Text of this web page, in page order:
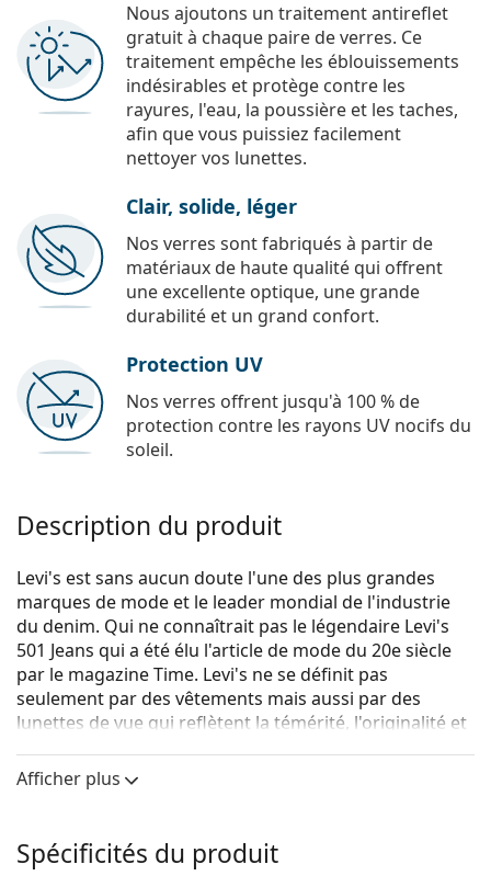
Nous ajoutons un traitement antireflet
gratuit à chaque paire de verres. Ce
traitement empêche les éblouissements
indésirables et protège contre les
rayures, l'eau, la poussière et les taches,
afin que vous puissiez facilement
nettoyer vos lunettes.
Clair, solide, léger
Nos verres sont fabriqués à partir de
matériaux de haute qualité qui offrent
une excellente optique, une grande
durabilité et un grand confort.
Protection UV
Nos verres offrent jusqu'à 100 % de
protection contre les rayons UV nocifs du
soleil.
Description du produit
Levi's est sans aucun doute l'une des plus grandes
marques de mode et le leader mondial de l'industrie
du denim. Qui ne connaîtrait pas le légendaire Levi's
501 Jeans qui a été élu l'article de mode du 20e siècle
par le magazine Time. Levi's ne se définit pas
seulement par des vêtements mais aussi par des
lunettes de vue qui reflètent la témérité, l'originalité et
de lunettes de vue Levi's est unique et recherchée par
les vrais fans de mode.
femmes.
Afficher plus
Spécificités du produit